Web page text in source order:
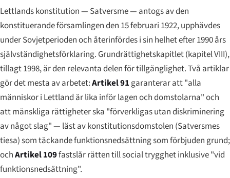
Lettlands konstitution — Satversme— antogs av den
konstituerande församlingen den 15 februari 1922, upphävdes
under Sovjetperioden och återinfördes i sin helhet efter 1990 års
självständighetsförklaring. Grundrättighetskapitlet (kapitel VIII),
tillagt 1998, är den relevanta delen för tillgänglighet. Två artiklar
gör det mesta av arbetet:Artikel 91 garanterar att "alla
människor i Lettland är lika inför lagen och domstolarna" och
att mänskliga rättigheter ska "förverkligas utan diskriminering
av något slag" — läst av konstitutionsdomstolen (Satversmes
tiesa) som täckande funktionsnedsättning som förbjuden grund;
ochArtikel 109fastslår rätten till social trygghet inklusive "vid
funktionsnedsättning".